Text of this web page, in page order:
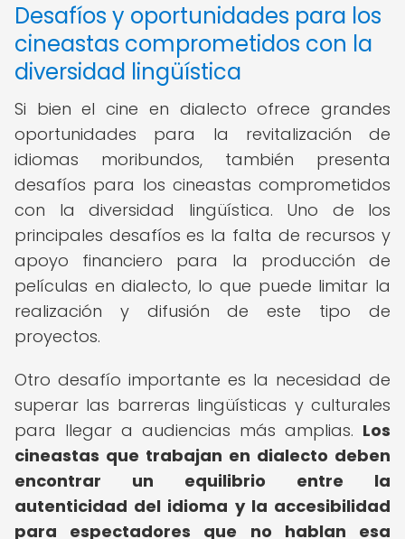
Desafíos y oportunidades para los
cineastas comprometidos con la
diversidad lingüística
Si bien el cine en dialecto ofrece grandes
oportunidades para la revitalización de
idiomas moribundos, también presenta
desafíos para los cineastas comprometidos
con la diversidad lingüística. Uno de los
principales desafíos es la falta de recursos y
apoyo financiero para la producción de
películas en dialecto, lo que puede limitar la
realización y difusión de este tipo de
proyectos.
Otro desafío importante es la necesidad de
superar las barreras lingüísticas y culturales
para llegar a audiencias más amplias. Los
cineastas que trabajan en dialecto deben
encontrar un equilibrio entre la
autenticidad del idioma y la accesibilidad
para espectadores que no hablan esa